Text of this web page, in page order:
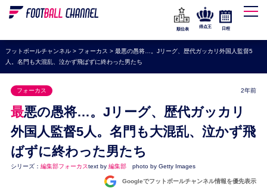
WEリーグ
海外サッカー
プレミアリーグ
ラ・リーガ
セリエA
ブンデスリーガ
UEFA
ナショナルチーム
順位表
得点王 日程
フットボールチャンネル> フォーカス > 最悪の愚将…。Jリーグ、歴代ガッカリ外国人監督5
人。名門も大混乱、泣かず飛ばずに終わった男たち
フォーカス 2年前
最悪の愚将…。Jリーグ、歴代ガッカリ
外国人監督5人。名門も大混乱、泣かず飛
ばずに終わった男たち
シリーズ： 編集部フォーカスtext by 編集部 photo by Getty Images
Googleでフットボールチャンネル情報を優先表示